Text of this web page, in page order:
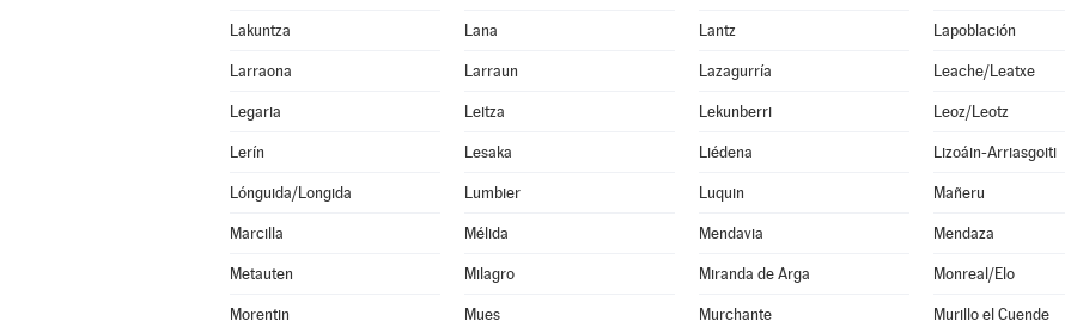
Lakuntza Lana Lantz Lapoblación
Larraona Larraun Lazagurría Leache/Leatxe
Legaria Leitza Lekunberri Leoz/Leotz
Lerín Lesaka Liédena Lizoáin-Arriasgoiti
Lónguida/Longida Lumbier Luquin Mañeru
Marcilla Mélida Mendavia Mendaza
Metauten Milagro Miranda de Arga Monreal/Elo
Morentin Mues Murchante Murillo el Cuende